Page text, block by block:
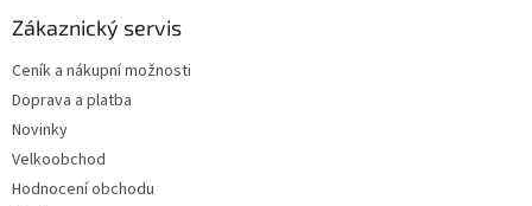
Zákaznický servis
Ceník a nákupní možnosti
Doprava a platba
Novinky
Velkoobchod
Hodnocení obchodu